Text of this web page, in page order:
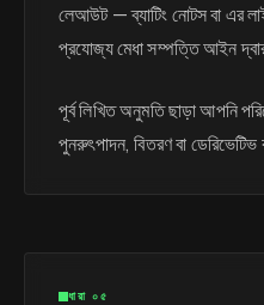
লেআউট — ব্যাটিং নোটস বা এর
প্রযোজ্য মেধা সম্পত্তি আইন
পূর্ব লিখিত অনুমতি ছাড়া আপনি
পুনরুৎপাদন, বিতরণ বা
ধারা ০৫